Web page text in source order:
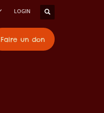
LOGIN
Faire un don